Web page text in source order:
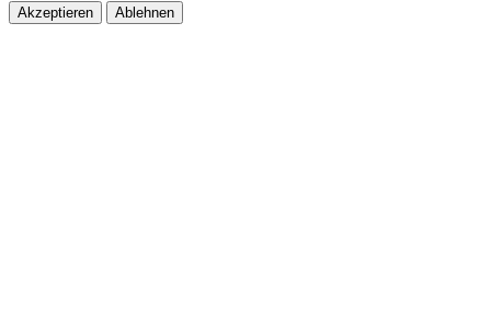
Akzeptieren Ablehnen